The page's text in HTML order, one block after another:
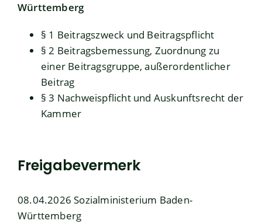
Württemberg
§ 1 Beitragszweck und Beitragspflicht
§ 2 Beitragsbemessung, Zuordnung zu
einer Beitragsgruppe, außerordentlicher
Beitrag
§ 3 Nachweispflicht und Auskunftsrecht der
Kammer
Freigabevermerk
08.04.2026 Sozialministerium Baden-
Württemberg